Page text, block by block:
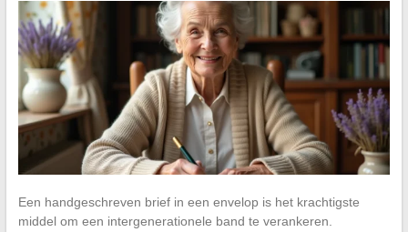
Een handgeschreven brief in een envelop is het krachtigste
middel om een intergenerationele band te verankeren.